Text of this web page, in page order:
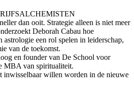
dan ooit. Strategie alleen is niet meer
Deborah Cabau hoe
een rol spelen in leiderschap,
van de toekomst.
en founder van De School voor
MBA van spiritualiteit.
inwisselbaar willen worden in de nieuwe